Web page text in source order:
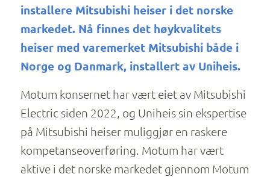
installere Mitsubishi heiser i det norske
markedet. Nå finnes det høykvalitets
heiser med varemerket Mitsubishi både i
Norge og Danmark, installert av Uniheis.
Motum konsernet har vært eiet av Mitsubishi
Electric siden 2022, og Uniheis sin ekspertise
på Mitsubishi heiser muliggjør en raskere
kompetanseoverføring. Motum har vært
aktive i det norske markedet gjennom Motum